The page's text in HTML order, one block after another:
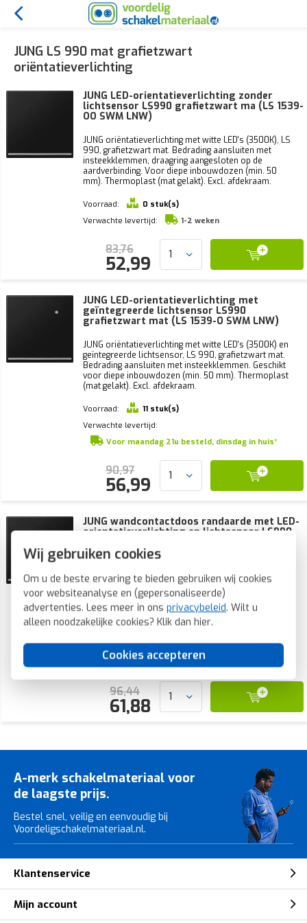
Wij gebruiken cookies
Om u de beste ervaring te bieden gebruiken wij cookies
voor websiteanalyse en (gepersonaliseerde)
advertenties. Lees meer in ons privacybeleid. Wilt u
alleen noodzakelijke cookies? Klik dan hier.
Cookies accepteren
JUNG LS 990 mat grafietzwart
oriëntatieverlichting
JUNG LED-orientatieverlichting zonder
lichtsensor LS990 grafietzwart ma (LS 1539-
OO SWM LNW)
JUNG oriëntatieverlichting met witte LED's (3500K), LS
990, grafietzwart mat. Bedrading aansluiten met
insteekklemmen, draagring aangesloten op de
aardverbinding. Voor diepe inbouwdozen (min. 50
mm). Thermoplast (mat gelakt). Excl. afdekraam.
Voorraad:
0 stuk(s)
Verwachte levertijd:
1-2 weken
83,76
52,99
JUNG LED-orientatieverlichting met
geïntegreerde lichtsensor LS990
grafietzwart mat (LS 1539-O SWM LNW)
JUNG oriëntatieverlichting met witte LED's (3500K) en
geïntegreerde lichtsensor, LS 990, grafietzwart mat.
Bedrading aansluiten met insteekklemmen. Geschikt
voor diepe inbouwdozen (min. 50 mm). Thermoplast
(mat gelakt). Excl. afdekraam.
Voorraad:
11 stuk(s)
Verwachte levertijd:
Voor maandag 21u besteld, dinsdag in huis*
90,97
56,99
JUNG wandcontactdoos randaarde met LED-
orientatieverlichting en lichtsensor LS990
oriëntatieverlichting en geïntegreerde lichtsensor, LS
990, grafietzwart mat. Bedrading aansluiten met
insteekklemmen. Vereist een diepe inbouwdoos (min.
50 mm). Thermoplast (mat gelakt). Excl. afdekraam.
Voorraad:
Verwachte levertijd:
Voor maandag 21u besteld, dinsdag in huis*
96,44
61,88
A-merk schakelmateriaal voor
de laagste prijs.
Bestel snel, veilig en eenvoudig bij
Voordeligschakelmateriaal.nl.
Klantenservice
Mijn account